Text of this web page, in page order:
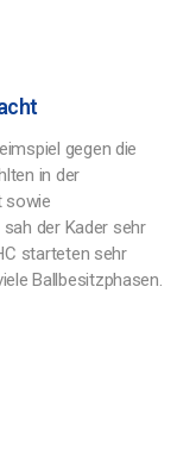
gegen die
in der
sowie
der Kader sehr
starteten sehr
Ballbesitzphasen.